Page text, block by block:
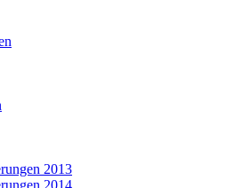
2013
2014